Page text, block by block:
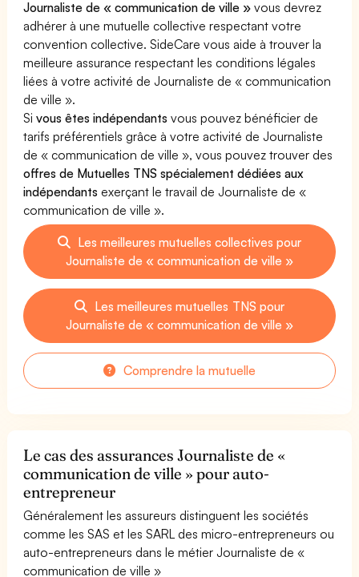
Journaliste de « communication de ville » vous devrez
adhérer à une mutuelle collective respectant votre
convention collective. SideCare vous aide à trouver la
meilleure assurance respectant les conditions légales
liées à votre activité de Journaliste de « communication
de ville ».
Sivous êtes indépendants vous pouvez bénéficier de
tarifs préférentiels grâce à votre activité de Journaliste
de « communication de ville », vous pouvez trouver des
offres de Mutuelles TNS spécialement dédiées aux
indépendants exerçant le travail de Journaliste de «
communication de ville ».
Les meilleures mutuelles collectives pour
Journaliste de « communication de ville »
Les meilleures mutuelles TNS pour
Journaliste de « communication de ville »
Comprendre la mutuelle
Le cas des assurances Journaliste de «
communication de ville » pour auto-
entrepreneur
Généralement les assureurs distinguent les sociétés
comme les SAS et les SARL des micro-entrepreneurs ou
auto-entrepreneurs dans le métier Journaliste de «
communication de ville »